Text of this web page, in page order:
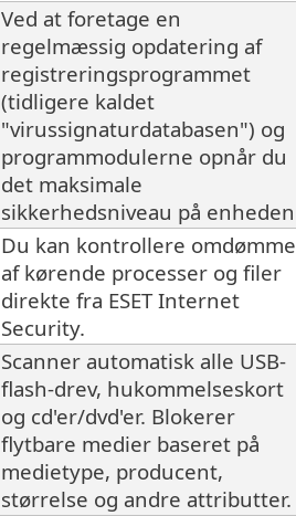
Ved at foretage en
regelmæssig opdatering af
registreringsprogrammet
(tidligere kaldet
"virussignaturdatabasen") og
programmodulerne opnår du
det maksimale
sikkerhedsniveau på
Du kan kontrollere
af kørende processer og filer
direkte fra ESET Internet
Security.
Scanner automatisk alle USB-
flash-drev, hukommelseskort
og cd'er/dvd'er. Blokerer
flytbare medier baseret på
medietype, producent,
størrelse og andre attributter.